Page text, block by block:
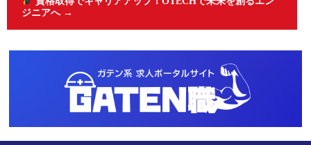
ジニアへ →